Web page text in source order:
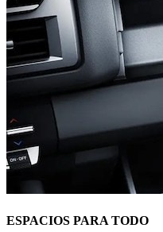
ESPACIOS PARA TODO